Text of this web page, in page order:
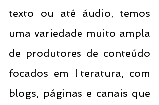
texto ou até áudio, temos
uma variedade muito ampla
de produtores de conteúdo
focados em literatura, com
blogs, páginas e canais que